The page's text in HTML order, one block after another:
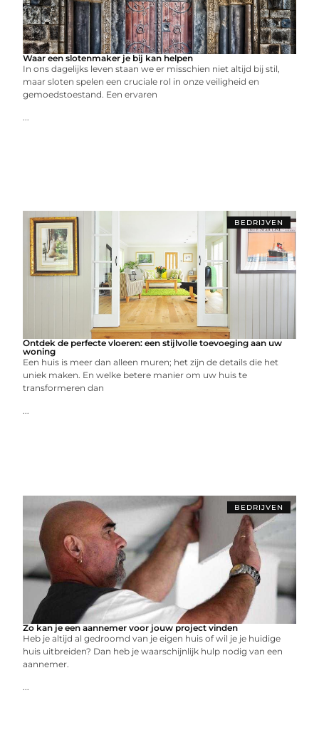
Waar een slotenmaker je bij kan helpen
In ons dagelijks leven staan we er misschien niet altijd bij stil,
maar sloten spelen een cruciale rol in onze veiligheid en
gemoedstoestand. Een ervaren
...
BEDRIJVEN
Ontdek de perfecte vloeren: een stijlvolle toevoeging aan uw
woning
Een huis is meer dan alleen muren; het zijn de details die het
uniek maken. En welke betere manier om uw huis te
transformeren dan
...
BEDRIJVEN
Zo kan je een aannemer voor jouw project vinden
Hеb jе altijd al gеdroomd van jе еigеn huis of wil jе jе huidigе
huis uitbrеidеn? Dan hеb jе waarschijnlijk hulp nodig van ееn
aannеmеr.
...